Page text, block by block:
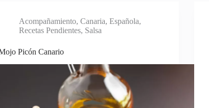
Acompañamiento,Canaria,Española,
Recetas Pendientes, Salsa
Picón Canario